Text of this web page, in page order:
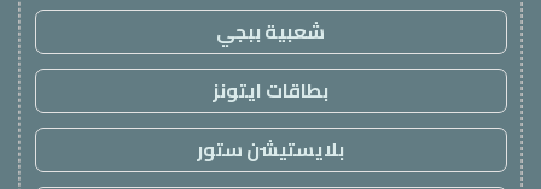
شعبية ببجي
بطاقات ايتونز
بلايستيشن ستور